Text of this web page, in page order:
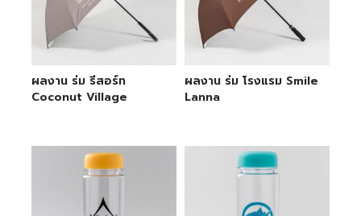
ผลงาน ร่ม รีสอร์ท
Coconut Village
ผลงาน ร่ม โรงแรม Smile
Lanna